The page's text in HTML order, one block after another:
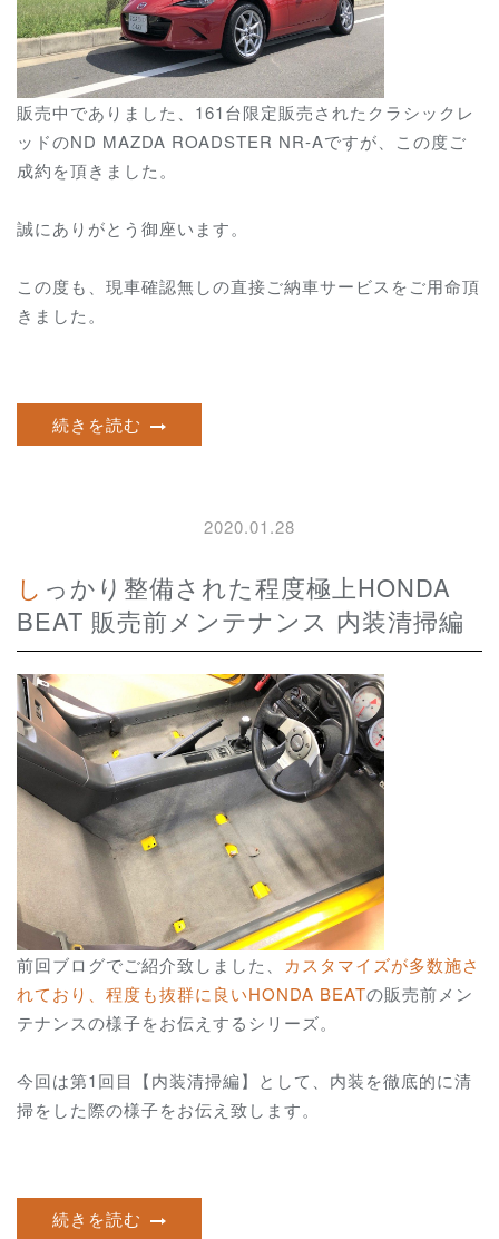
販売中でありました、161台限定販売されたクラシックレ
ッドのND MAZDA ROADSTER NR-Aですが、この度ご
成約を頂きました。
誠にありがとう御座います。
この度も、現車確認無しの直接ご納車サービスをご用命頂
きました。
続きを読む
2020.01.28
しっかり整備された程度極上HONDA
BEAT 販売前メンテナンス 内装清掃編
前回ブログでご紹介致しました、 カスタマイズが多数施さ
れており、程度も抜群に良いHONDA BEATの販売前メン
テナンスの様子をお伝えするシリーズ。
今回は第1回目【内装清掃編】として、内装を徹底的に清
掃をした際の様子をお伝え致します。
続きを読む